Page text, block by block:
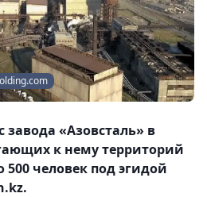
завода «Азовсталь» в
к нему территорий
человек под эгидой